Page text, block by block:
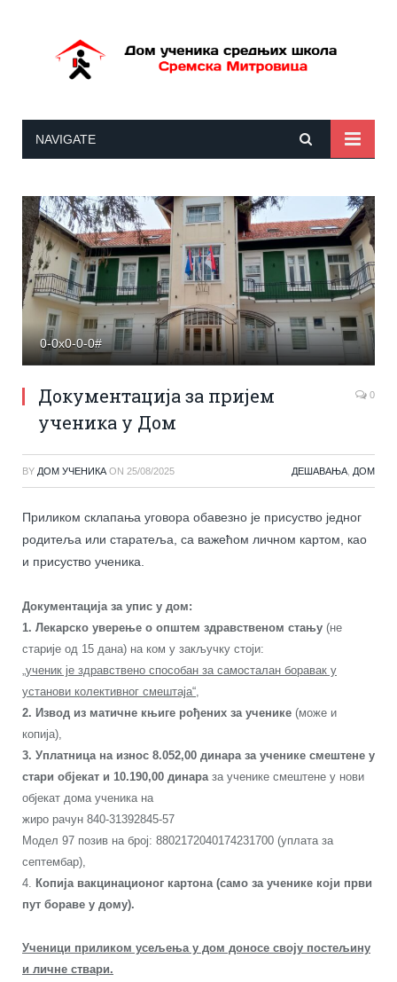
NAVIGATE
0-0x0-0-0#
Документација за пријем
ученика у Дом
0
BY ДОМ УЧЕНИКА ON 25/08/2025 ДЕШАВАЊА, ДОМ
Приликом склапања уговора обавезно је присуство једног
родитеља или старатеља, са важећом личном картом, као
и присуство ученика.
Документација за упис у дом:
1. Лекарско уверење о општем здравственом стању (не
старије од 15 дана) на ком у закључку стоји:
„ученик је здравствено способан за самосталан боравак у
установи колективног смештаја“,
2. Извод из матичне књиге рођених за ученике (може и
копија),
3. Уплатница на износ 8.052,00 динара за ученике смештене у
стари објекат и 10.190,00 динара за ученике смештене у нови
објекат дома ученика на
жиро рачун 840-31392845-57
Модел 97 позив на број: 8802172040174231700 (уплата за
септембар),
4. Копија вакцинационог картона (само за ученике који први
пут бораве у дому).
Ученици приликом усељења у дом доносе своју постељину
и личне ствари.